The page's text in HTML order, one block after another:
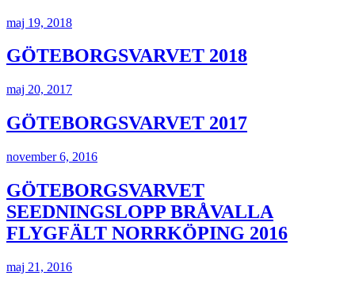
maj 19, 2018
GÖTEBORGSVARVET 2018
maj 20, 2017
GÖTEBORGSVARVET 2017
november 6, 2016
GÖTEBORGSVARVET
SEEDNINGSLOPP BRÅVALLA
FLYGFÄLT NORRKÖPING 2016
maj 21, 2016